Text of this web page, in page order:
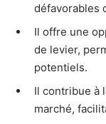
défavorables
Il offre une
de levier,
potentiels.
Il contribue à
marché,